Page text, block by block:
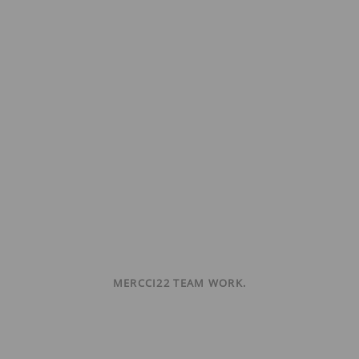
MERCCI22 TEAM WORK.